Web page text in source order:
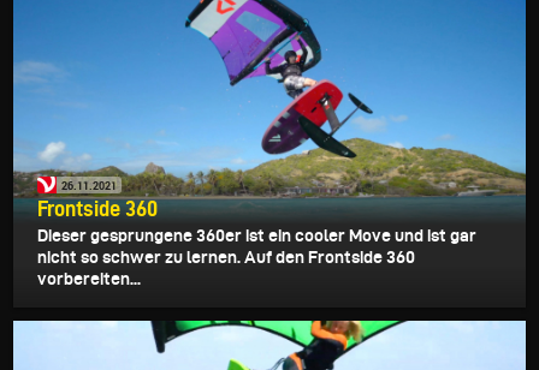
26.11.2021
Frontside 360
Dieser gesprungene 360er ist ein cooler Move und ist gar
nicht so schwer zu lernen. Auf den Frontside 360
vorbereiten...